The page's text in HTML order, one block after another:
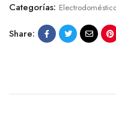
Categorías:
Share: